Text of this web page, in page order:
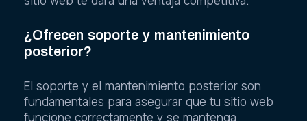
¿Ofrecen soporte y mantenimiento
posterior?
El soporte y el mantenimiento posterior son
fundamentales para asegurar que tu sitio web
funcione correctamente y se mantenga